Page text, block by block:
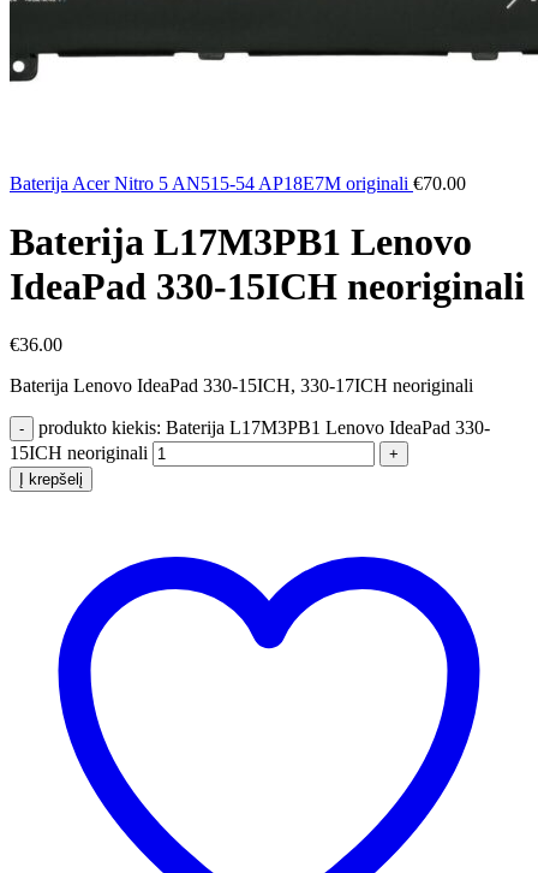
Baterija Acer Nitro 5 AN515-54 AP18E7M originali €70.00
Baterija L17M3PB1 Lenovo
IdeaPad 330-15ICH neoriginali
€36.00
Baterija Lenovo IdeaPad 330-15ICH, 330-17ICH neoriginali
produkto kiekis: Baterija L17M3PB1 Lenovo IdeaPad 330-
15ICH neoriginali
Į krepšelį